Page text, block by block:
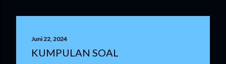
Juni 22, 2024
KUMPULAN SOAL